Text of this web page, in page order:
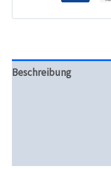
Beschreibung